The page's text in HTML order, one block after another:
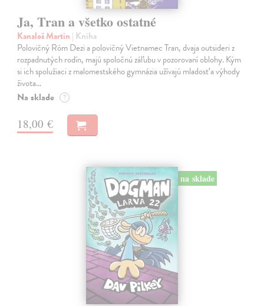
Ja, Tran a všetko ostatné
Kanaloš Martin | Kniha
Polovičný Róm Dezi a polovičný Vietnamec Tran, dvaja outsideri z
rozpadnutých rodín, majú spoločnú záľubu v pozorovaní oblohy. Kým
si ich spolužiaci z malomestského gymnázia užívajú mladosť a výhody
života…
Na sklade ?
18,00 €
na sklade